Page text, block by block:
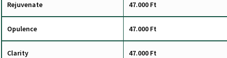
Rejuvenate 47.000 Ft
Opulence 47.000 Ft
Clarity 47.000 Ft